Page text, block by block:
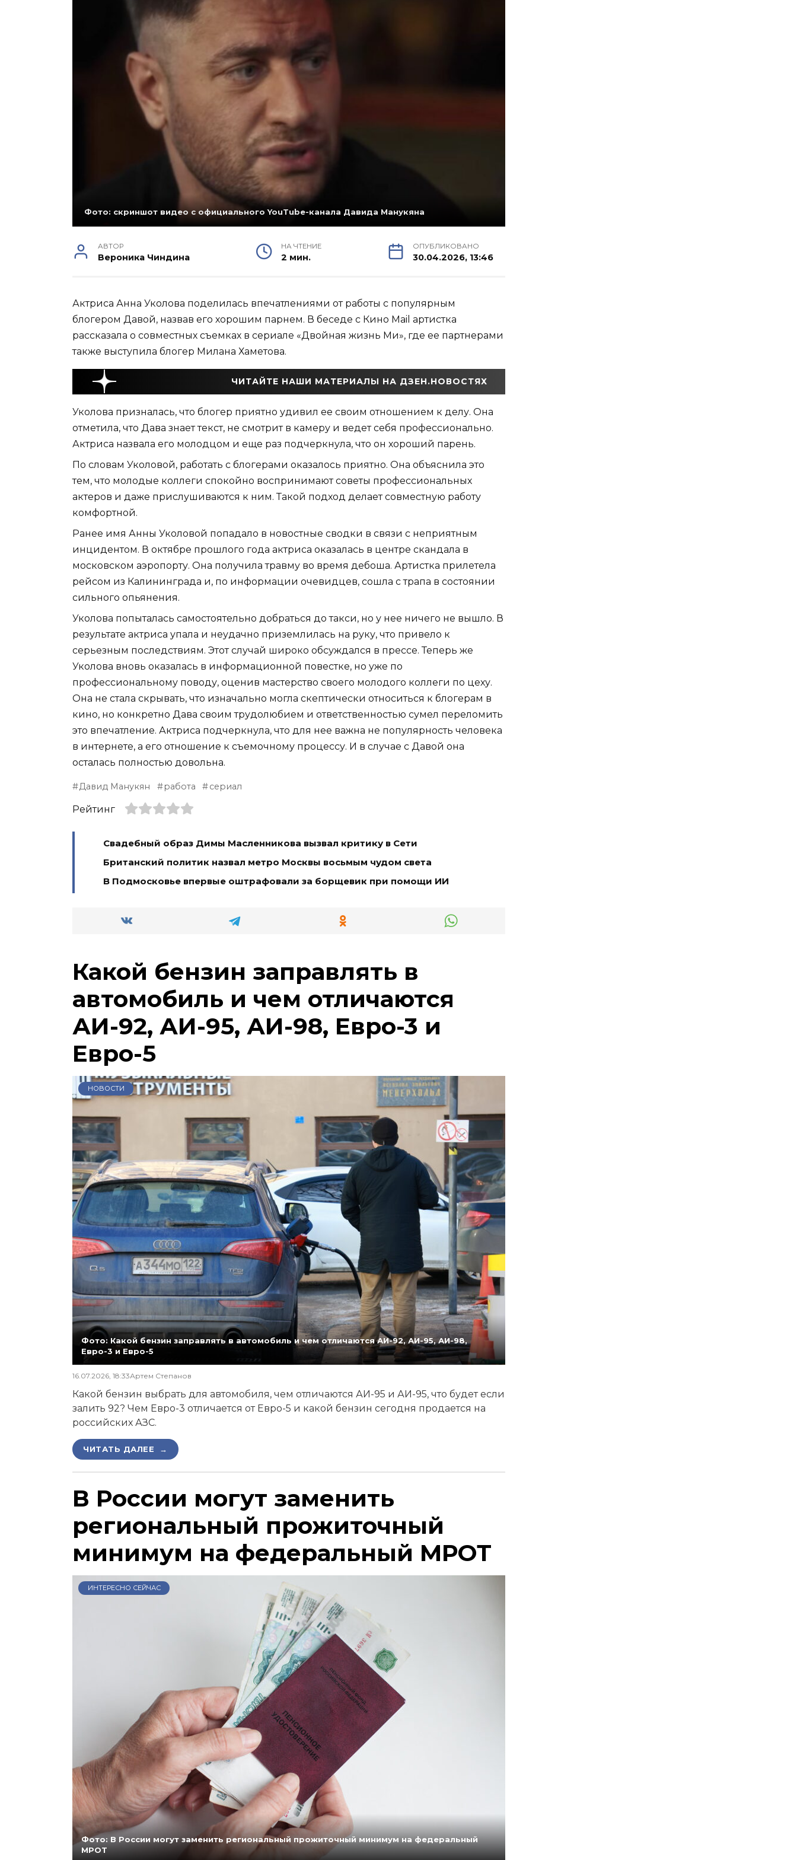
Фото: скриншот видео с официального YouTube-канала Давида Манукяна
АВТОР
Вероника Чиндина
НА ЧТЕНИЕ
2 мин.
ОПУБЛИКОВАНО
30.04.2026, 13:46
Актриса Анна Уколова поделилась впечатлениями от работы с популярным
блогером Давой, назвав его хорошим парнем. В беседе с Кино Mail артистка
рассказала о совместных съемках в сериале «Двойная жизнь Ми», где ее партнерами
также выступила блогер Милана Хаметова.
ЧИТАЙТЕ НАШИ МАТЕРИАЛЫ НА ДЗЕН.НОВОСТЯХ
Уколова призналась, что блогер приятно удивил ее своим отношением к делу. Она
отметила, что Дава знает текст, не смотрит в камеру и ведет себя профессионально.
Актриса назвала его молодцом и еще раз подчеркнула, что он хороший парень.
По словам Уколовой, работать с блогерами оказалось приятно. Она объяснила это
тем, что молодые коллеги спокойно воспринимают советы профессиональных
актеров и даже прислушиваются к ним. Такой подход делает совместную работу
комфортной.
Ранее имя Анны Уколовой попадало в новостные сводки в связи с неприятным
инцидентом. В октябре прошлого года актриса оказалась в центре скандала в
московском аэропорту. Она получила травму во время дебоша. Артистка прилетела
рейсом из Калининграда и, по информации очевидцев, сошла с трапа в состоянии
сильного опьянения.
Уколова попыталась самостоятельно добраться до такси, но у нее ничего не вышло. В
результате актриса упала и неудачно приземлилась на руку, что привело к
серьезным последствиям. Этот случай широко обсуждался в прессе. Теперь же
Уколова вновь оказалась в информационной повестке, но уже по
профессиональному поводу, оценив мастерство своего молодого коллеги по цеху.
Она не стала скрывать, что изначально могла скептически относиться к блогерам в
кино, но конкретно Дава своим трудолюбием и ответственностью сумел переломить
это впечатление. Актриса подчеркнула, что для нее важна не популярность человека
в интернете, а его отношение к съемочному процессу. И в случае с Давой она
осталась полностью довольна.
Давид Манукян работа сериал
Рейтинг
Свадебный образ Димы Масленникова вызвал критику в Сети
Британский политик назвал метро Москвы восьмым чудом света
В Подмосковье впервые оштрафовали за борщевик при помощи ИИ
Какой бензин заправлять в
автомобиль и чем отличаются
АИ-92, АИ-95, АИ-98, Евро-3 и
Евро-5
НОВОСТИ
Фото: Какой бензин заправлять в автомобиль и чем отличаются АИ-92, АИ-95, АИ-98,
Евро-3 и Евро-5
16.07.2026, 18:33Артем Степанов
Какой бензин выбрать для автомобиля, чем отличаются АИ-95 и АИ-95, что будет если
залить 92? Чем Евро-3 отличается от Евро-5 и какой бензин сегодня продается на
российских АЗС.
ЧИТАТЬ ДАЛЕЕ →
В России могут заменить
региональный прожиточный
минимум на федеральный МРОТ
ИНТЕРЕСНО СЕЙЧАС
Фото: В России могут заменить региональный прожиточный минимум на федеральный
МРОТ